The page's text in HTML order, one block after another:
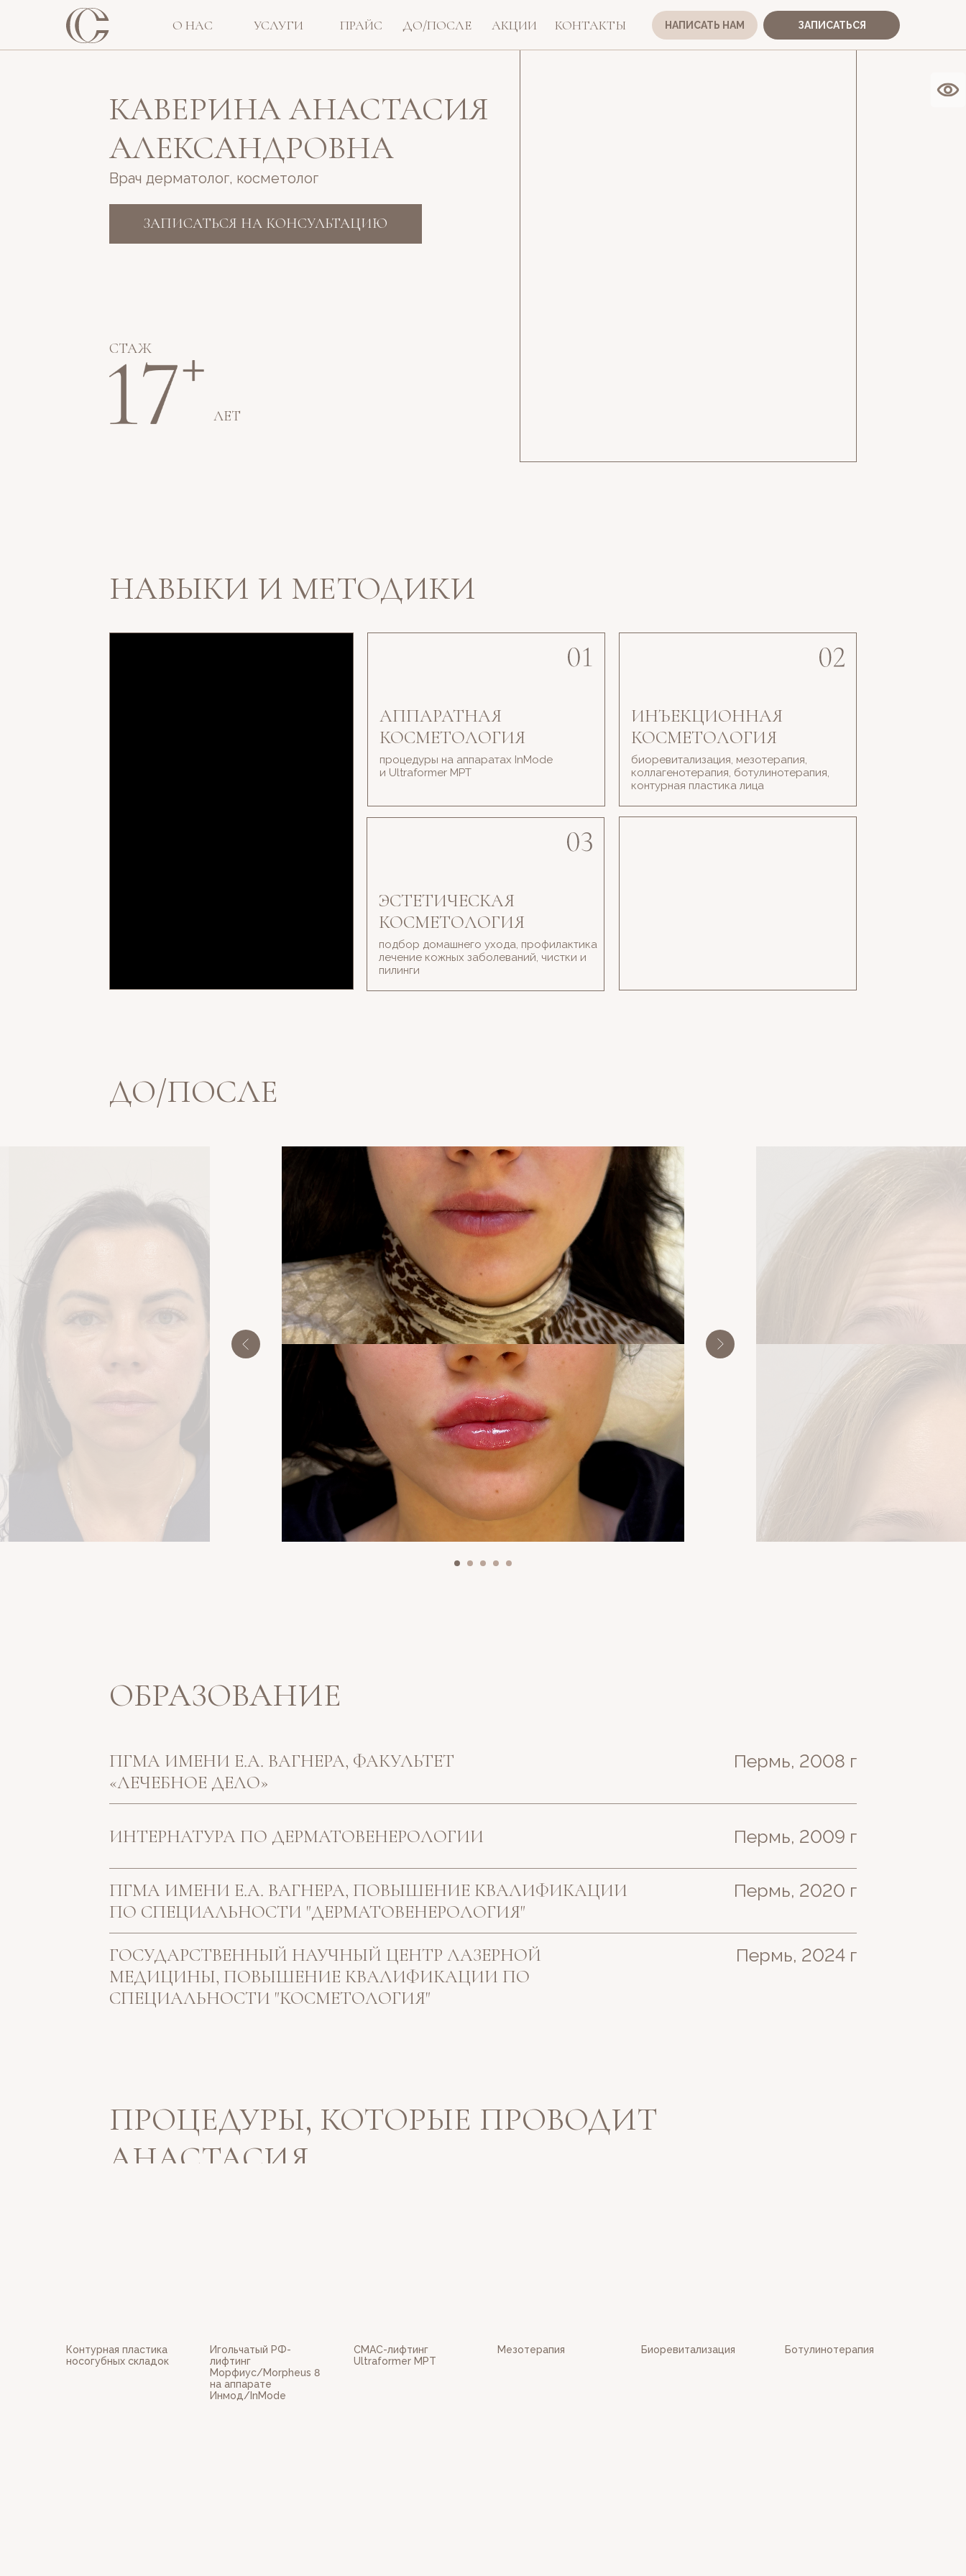
ЗАПИСАТЬСЯ
НАПИСАТЬ НАМ
КОНТАКТЫ
АКЦИИ
ДО/ПОСЛЕ
ПРАЙС
УСЛУГИ
О НАС
Врач дерматолог, косметолог
СТАЖ
ЛЕТ
КАВЕРИНА АНАСТАСИЯ
АЛЕКСАНДРОВНА
ЗАПИСАТЬСЯ НА КОНСУЛЬТАЦИЮ
НАВЫКИ И МЕТОДИКИ
процедуры на аппаратах InMode
и Ultraformer MPT
АППАРАТНАЯ
КОСМЕТОЛОГИЯ
биоревитализация, мезотерапия,
коллагенотерапия, ботулинотерапия,
контурная пластика лица
ИНЪЕКЦИОННАЯ
КОСМЕТОЛОГИЯ
подбор домашнего ухода, профилактика
лечение кожных заболеваний, чистки и
пилинги
ЭСТЕТИЧЕСКАЯ
КОСМЕТОЛОГИЯ
ДО/ПОСЛЕ
ОБРАЗОВАНИЕ
ПГМА ИМЕНИ Е.А. ВАГНЕРА, ФАКУЛЬТЕТ
«ЛЕЧЕБНОЕ ДЕЛО»
Пермь, 2008 г
ИНТЕРНАТУРА ПО ДЕРМАТОВЕНЕРОЛОГИИ Пермь, 2009 г
ПГМА ИМЕНИ Е.А. ВАГНЕРА, ПОВЫШЕНИЕ КВАЛИФИКАЦИИ
ПО СПЕЦИАЛЬНОСТИ "ДЕРМАТОВЕНЕРОЛОГИЯ"
Пермь, 2020 г
ГОСУДАРСТВЕННЫЙ НАУЧНЫЙ ЦЕНТР ЛАЗЕРНОЙ
МЕДИЦИНЫ, ПОВЫШЕНИЕ КВАЛИФИКАЦИИ ПО
СПЕЦИАЛЬНОСТИ "КОСМЕТОЛОГИЯ"
Пермь, 2024 г
ПРОЦЕДУРЫ, КОТОРЫЕ ПРОВОДИТ
АНАСТАСИЯ
Контурная пластика
носогубных складок
Игольчатый РФ-
лифтинг
Морфиус/Morpheus 8
на аппарате
Инмод/InMode
СМАС-лифтинг
Ultraformer MPT
Мезотерапия Биоревитализация Ботулинотерапия